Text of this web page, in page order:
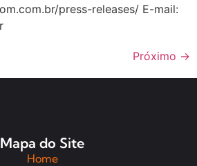
press-releases/ E-mail:
Próximo →
Mapa do Site
Home